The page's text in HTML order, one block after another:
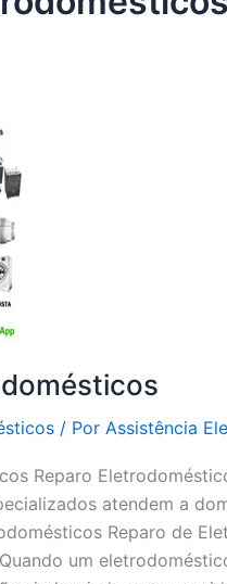
/ Por Assistência
Reparo
atendem a
Reparo de
um